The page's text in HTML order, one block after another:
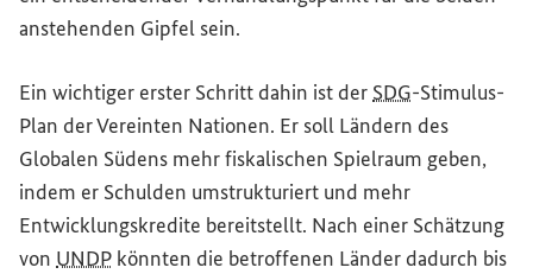
anstehenden Gipfel sein.
Ein wichtiger erster Schritt dahin ist der SDG-Stimulus-
Plan der Vereinten Nationen. Er soll Ländern des
Globalen Südens mehr fiskalischen Spielraum geben,
indem er Schulden umstrukturiert und mehr
Entwicklungskredite bereitstellt. Nach einer Schätzung
von UNDP könnten die betroffenen Länder dadurch bis